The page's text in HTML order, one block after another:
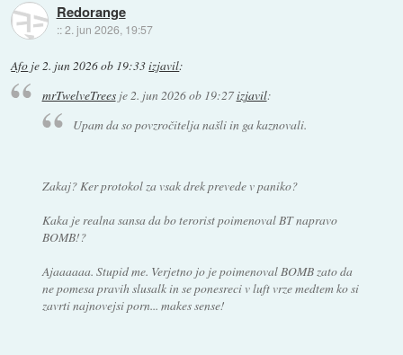
Redorange
::2. jun 2026, 19:57
Afo je2. jun 2026 ob 19:33izjavil:
mrTwelveTreesje2. jun 2026 ob 19:27izjavil:
Upam da so povzročitelja našli in ga kaznovali.
Zakaj? Ker protokol za vsak drek prevede v paniko?
Kaka je realna sansa da bo terorist poimenoval BT napravo
BOMB!?
Ajaaaaaa. Stupid me. Verjetno jo je poimenoval BOMB zato da
ne pomesa pravih slusalk in se ponesreci v luft vrze medtem ko si
zavrti najnovejsi porn... makes sense!